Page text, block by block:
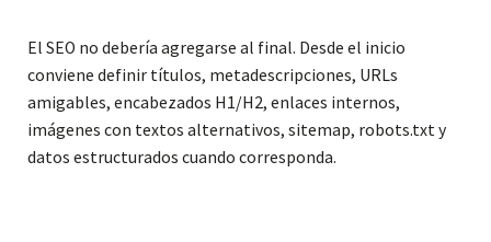
El SEO no debería agregarse al final. Desde el inicio
conviene definir títulos, metadescripciones, URLs
amigables, encabezados H1/H2, enlaces internos,
imágenes con textos alternativos, sitemap, robots.txt y
datos estructurados cuando corresponda.